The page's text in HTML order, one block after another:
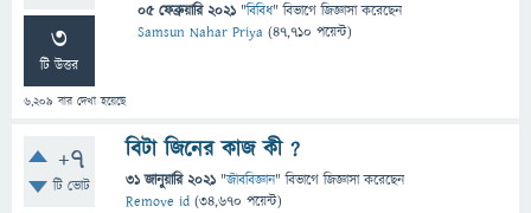
3
টি উত্তর
6,209 বার দেখা হয়েছে
05 ফেব্রুয়ারি 2021 "বিবিধ" বিভাগে জিজ্ঞাসাকরেছেন
Samsun Nahar Priya (47,710 পয়েন্ট)
+7
টি ভোট
বিটা জিনের কাজ কী ?
31 জানুয়ারি 2021 "জীববিজ্ঞান" বিভাগে জিজ্ঞাসাকরেছেন
Remove id (34,670 পয়েন্ট)